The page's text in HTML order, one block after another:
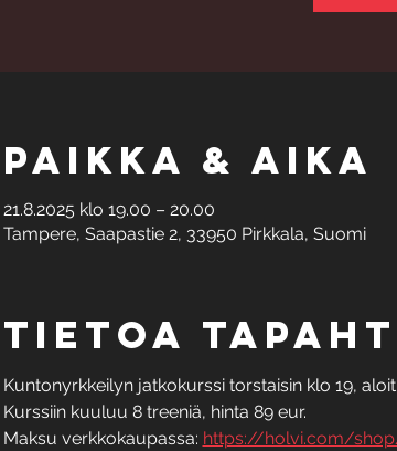
Paikka & aika
21.8.2025 klo 19.00 – 20.00
Tampere, Saapastie 2, 33950 Pirkkala, Suomi
Tietoa
Kuntonyrkkeilyn jatkokurssi torstaisin klo 19,
Kurssiin kuuluu 8 treeniä, hinta 89 eur.
Maksu verkkokaupassa: https://holvi.com/